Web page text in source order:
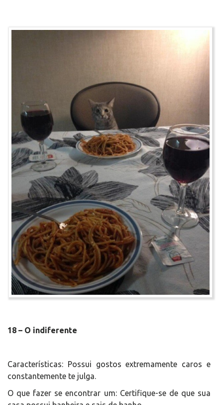
18 – O indiferente
Características: Possui gostos extremamente caros e
constantemente te julga.
O que fazer se encontrar um: Certifique-se de que sua